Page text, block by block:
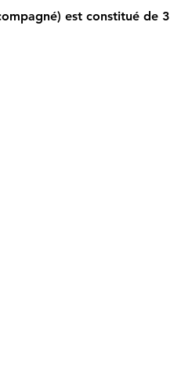
est constitué de 3